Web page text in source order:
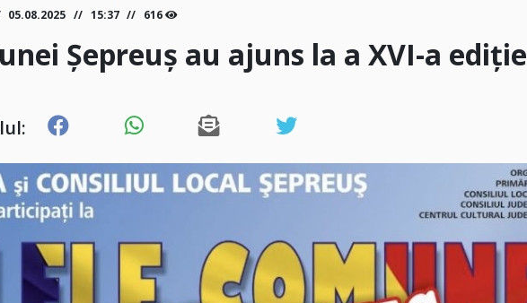
05.08.2025 15:37 616
Șepreuș au ajuns la a XVI-a ediție